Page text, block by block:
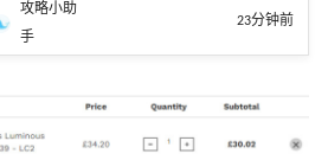
攻略小助
手
23分钟前